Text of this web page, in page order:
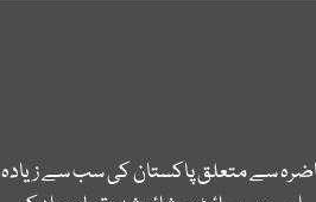
سے متعلق پاکستان کی سب سے زیادہ